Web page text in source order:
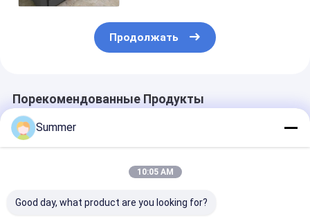
Продолжать
Порекомендованные Продукты
Summer
10:05 AM
Good day, what product are you looking for?